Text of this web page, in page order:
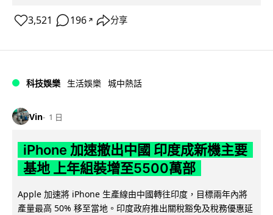
3,521 196 ↗ 分享
科技娛樂 生活娛樂 城中熱話
Vin 1 日
iPhone 加速撤出中國 印度成新機主要
基地 上年組裝增至5500萬部
Apple 加速將 iPhone 生產線由中國轉往印度，目標兩年內將
產量最高 50% 移至當地。印度政府推出關稅豁免及稅務優惠延